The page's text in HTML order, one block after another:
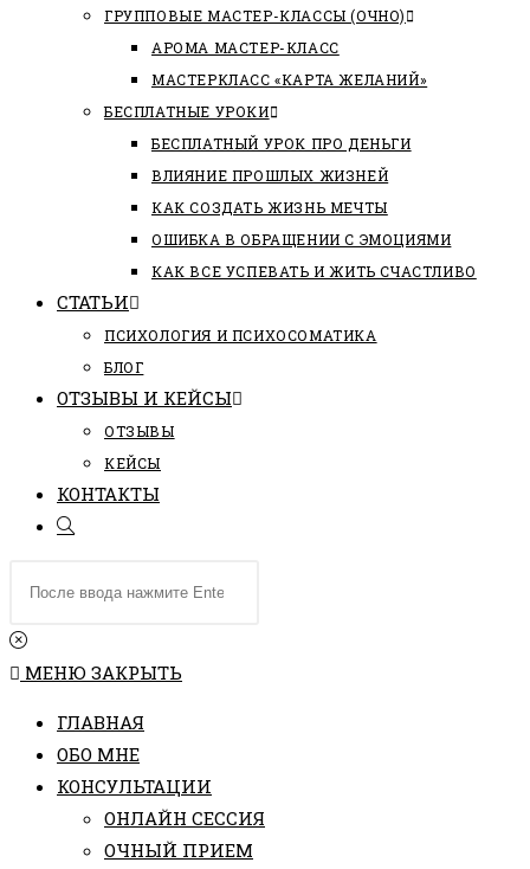
ГРУППОВЫЕ МАСТЕР-КЛАССЫ (ОЧНО)
АРОМА МАСТЕР-КЛАСС
МАСТЕРКЛАСС «КАРТА ЖЕЛАНИЙ»
БЕСПЛАТНЫЕ УРОКИ
БЕСПЛАТНЫЙ УРОК ПРО ДЕНЬГИ
ВЛИЯНИЕ ПРОШЛЫХ ЖИЗНЕЙ
КАК СОЗДАТЬ ЖИЗНЬ МЕЧТЫ
ОШИБКА В ОБРАЩЕНИИ С ЭМОЦИЯМИ
КАК ВСЕ УСПЕВАТЬ И ЖИТЬ СЧАСТЛИВО
СТАТЬИ
ПCИХОЛОГИЯ И ПСИХОСОМАТИКА
БЛОГ
ОТЗЫВЫ И КЕЙСЫ
ОТЗЫВЫ
КЕЙСЫ
КОНТАКТЫ
ПЕРЕКЛЮЧИТЬ
ПО
сайте
МЕНЮ ЗАКРЫТЬ
ГЛАВНАЯ
ОБО МНЕ
КОНСУЛЬТАЦИИ
ОНЛАЙН СЕССИЯ
ОЧНЫЙ ПРИЕМ